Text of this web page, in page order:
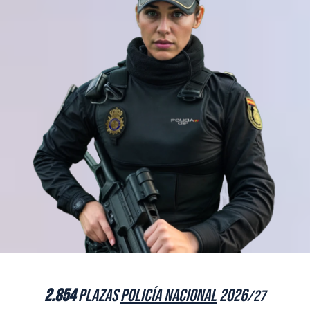
2.854plazasPolicía Nacional2026/27